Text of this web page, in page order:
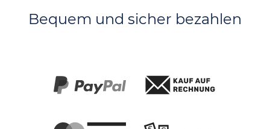
Bequem und sicher bezahlen